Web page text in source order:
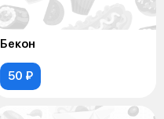
Бекон
50 ₽